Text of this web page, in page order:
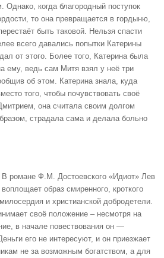
Однако, когда благородный поступок
то она превращается в гордыню,
быть таковой. Нельзя спасти
всего давались попытки Катерины
от этого. Более того, Катерина была
ему, ведь сам Митя взял у неё три
об этом. Катерина знала, куда
того, чтобы почувствовать своё
она считала своим долгом
страдала сама и делала больно
В романе Ф.М. Достоевского «Идиот» Лев
образ смиренного, кроткого
и христианской добродетели.
своё положение – несмотря на
в начале повествования он —
его не интересуют, и он приезжает
не за возможным богатством, а для